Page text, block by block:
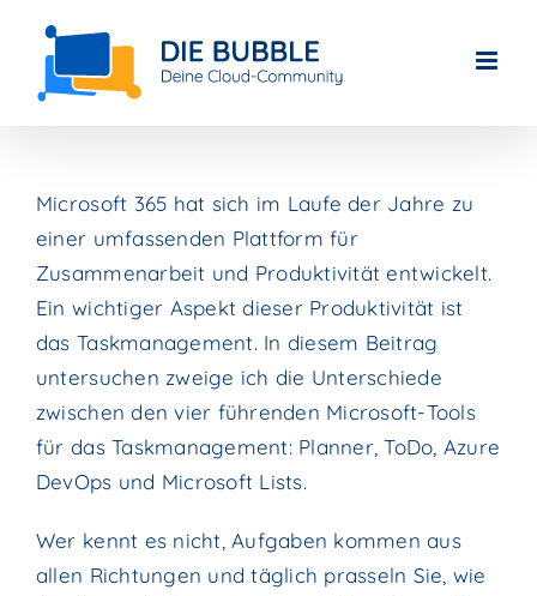
content
Microsoft 365 hat sich im Laufe der Jahre zu
einer umfassenden Plattform für
Zusammenarbeit und Produktivität entwickelt.
Ein wichtiger Aspekt dieser Produktivität ist
das Taskmanagement. In diesem Beitrag
untersuchen zweige ich die Unterschiede
zwischen den vier führenden Microsoft-Tools
für das Taskmanagement: Planner, ToDo , Azure
DevOps und Microsoft Lists.
Wer kennt es nicht, Aufgaben kommen aus
allen Richtungen und täglich prasseln Sie, wie